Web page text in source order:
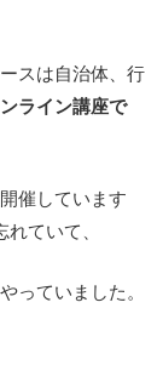
スは自治体、行
ライン講座で
催しています
ていて、
っていました。